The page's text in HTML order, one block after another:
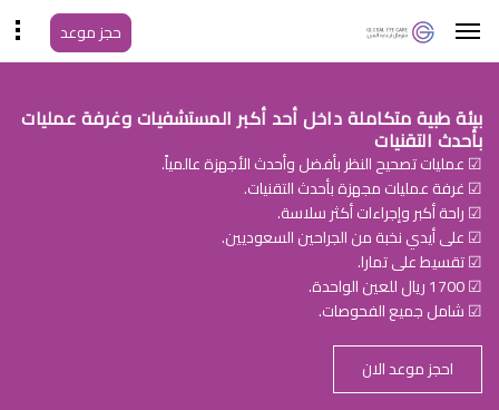
حجز موعد
بيئة طبية متكاملة داخل أحد أكبر المستشفيات وغرفة عمليات
بأحدث التقنيات
☑ عمليات تصحيح النظر بأفضل وأحدث الأجهزة عالمياً.
☑ غرفة عمليات مجهزة بأحدث التقنيات.
☑ راحة أكبر وإجراءات أكثر سلاسة.
☑ على أيدي نخبة من الجراحين السعوديين.
☑ تقسيط على تمارا.
☑ 1700 ريال للعين الواحدة.
☑ شامل جميع الفحوصات.
احجز موعد الان